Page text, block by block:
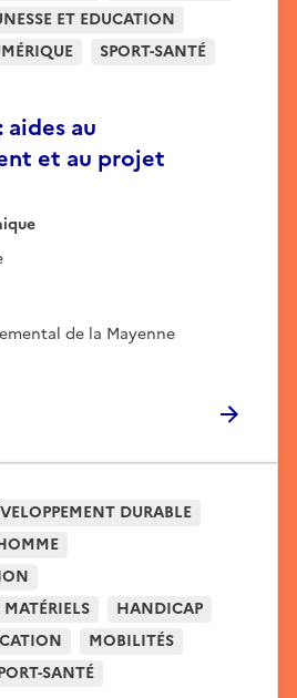
au
et au projet
ET EDUCATION
SPORT-SANTÉ
de la Mayenne
DURABLE
HANDICAP
MOBILITÉS
SANTÉ